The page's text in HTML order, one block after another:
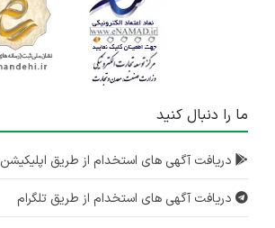
ما را دنبال کنید
دریافت آگهی های استخدام از طریق اپلیکیشن
دریافت آگهی های استخدام از طریق تلگرام